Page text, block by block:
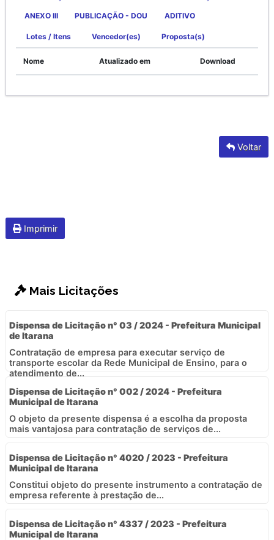
ANEXO III PUBLICAÇÃO - DOU ADITIVO
Lotes / Itens Vencedor(es) Proposta(s)
Nome Atualizado em Download
Voltar
Imprimir
Mais Licitações
Dispensa de Licitação n° 03 / 2024 - Prefeitura Municipal
de Itarana
Contratação de empresa para executar serviço de
transporte escolar da Rede Municipal de Ensino, para o
atendimento de...
Dispensa de Licitação n° 002 / 2024 - Prefeitura
Municipal de Itarana
O objeto da presente dispensa é a escolha da proposta
mais vantajosa para contratação de serviços de...
Dispensa de Licitação n° 4020 / 2023 - Prefeitura
Municipal de Itarana
Constitui objeto do presente instrumento a contratação de
empresa referente à prestação de...
Dispensa de Licitação n° 4337 / 2023 - Prefeitura
Municipal de Itarana